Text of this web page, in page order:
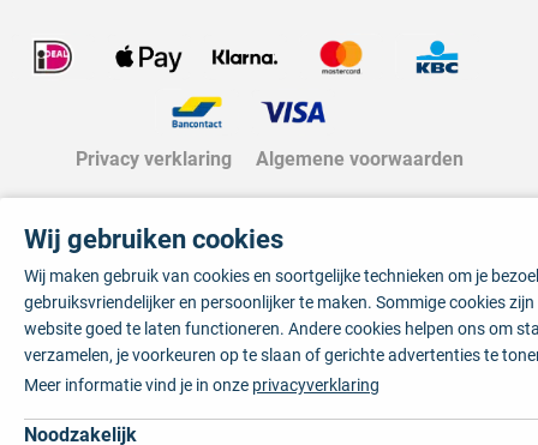
Privacy verklaring Algemene voorwaarden
Wij gebruiken cookies
Wij maken gebruik van cookies en soortgelijke technieken om je
gebruiksvriendelijker en persoonlijker te maken. Sommige cookies
website goed te laten functioneren. Andere cookies helpen ons om
verzamelen, je voorkeuren op te slaan of gerichte advertenties te
Meer informatie vind je in onze privacyverklaring
Noodzakelijk